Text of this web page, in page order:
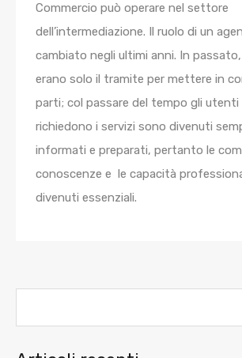
Commercio può operare nel settore
dell’intermediazione. Il ruolo di un
cambiato negli ultimi anni. In
erano solo il tramite per mettere in
parti; col passare del tempo gli utenti
richiedono i servizi sono divenuti
informati e preparati, pertanto le
conoscenze e le capacità
divenuti essenziali.